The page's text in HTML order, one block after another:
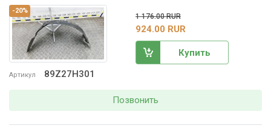
-20%
Артикул 89Z27H301
1 176.00 RUR
924.00 RUR
Купить
Позвонить